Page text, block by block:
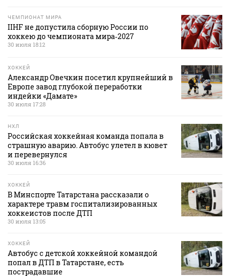
ЧЕМПИОНАТ МИРА
IIHF не допустила сборную России по
хоккею до чемпионата мира‑2027
30 июля 18:12
ХОККЕЙ
Александр Овечкин посетил крупнейший в
Европе завод глубокой переработки
индейки «Дамате»
30 июля 17:28
НХЛ
Российская хоккейная команда попала в
страшную аварию. Автобус улетел в кювет
и перевернулся
30 июля 16:36
ХОККЕЙ
В Минспорте Татарстана рассказали о
характере травм госпитализированных
хоккеистов после ДТП
30 июля 13:05
ХОККЕЙ
Автобус с детской хоккейной командой
попал в ДТП в Татарстане, есть
пострадавшие